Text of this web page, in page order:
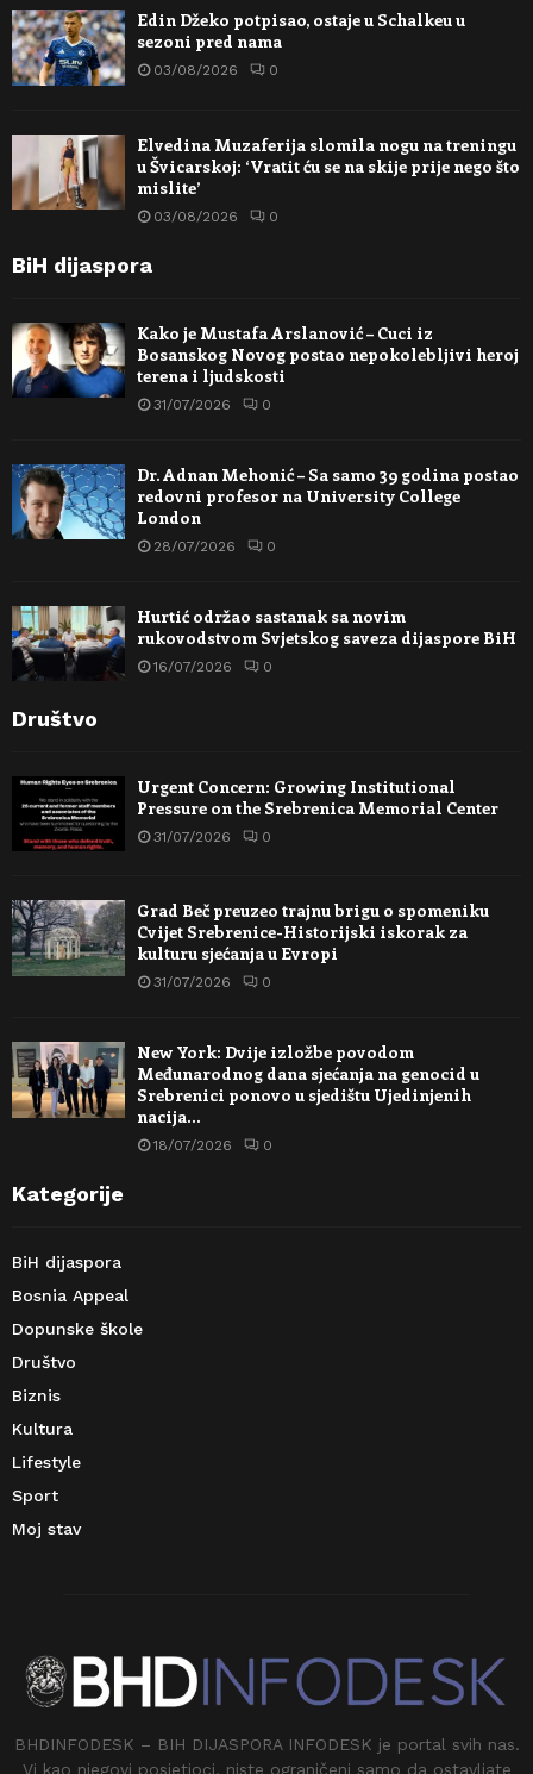
Edin Džeko potpisao, ostaje u Schalkeu u
sezoni pred nama
03/08/2026 0
Elvedina Muzaferija slomila nogu na treningu
u Švicarskoj: ‘Vratit ću se na skije prije nego što
mislite’
03/08/2026 0
BiH dijaspora
Kako je Mustafa Arslanović – Cuci iz
Bosanskog Novog postao nepokolebljivi heroj
terena i ljudskosti
31/07/2026 0
Dr. Adnan Mehonić – Sa samo 39 godina postao
redovni profesor na University College
London
28/07/2026 0
Hurtić održao sastanak sa novim
rukovodstvom Svjetskog saveza dijaspore BiH
16/07/2026 0
Društvo
Urgent Concern: Growing Institutional
Pressure on the Srebrenica Memorial Center
31/07/2026 0
Grad Beč preuzeo trajnu brigu o spomeniku
Cvijet Srebrenice-Historijski iskorak za
kulturu sjećanja u Evropi
31/07/2026 0
New York: Dvije izložbe povodom
Međunarodnog dana sjećanja na genocid u
Srebrenici ponovo u sjedištu Ujedinjenih
nacija…
18/07/2026 0
Kategorije
BiH dijaspora
Bosnia Appeal
Dopunske škole
Društvo
Biznis
Kultura
Lifestyle
Sport
Moj stav
BHDINFODESK – BIH DIJASPORA INFODESK je portal svih nas.
Vi kao njegovi posjetioci, niste ograničeni samo da ostavljate